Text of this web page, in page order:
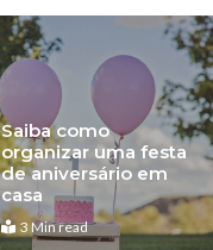
Saiba como
organizar uma festa
de aniversário em
casa
3 Min read